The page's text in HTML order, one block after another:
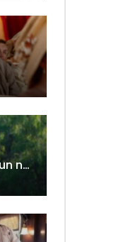
Manual para detectar a un narcisista